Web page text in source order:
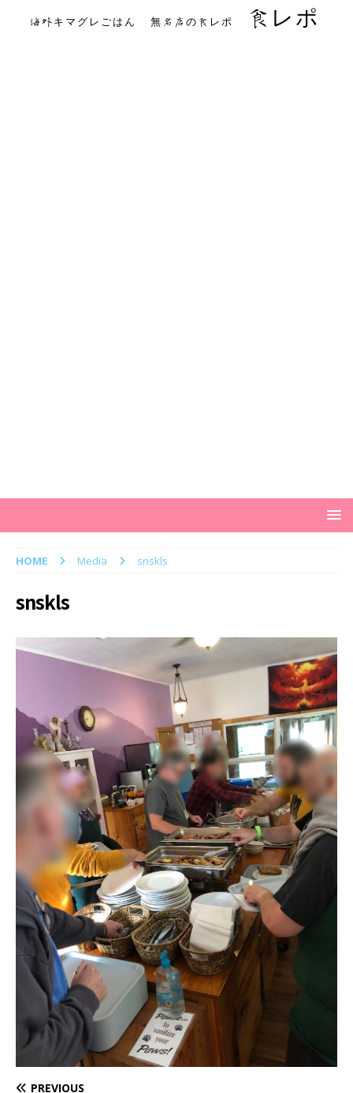
海外キマグレごはん 無名店の食レポ 食レポ
HOME Media snskls
snskls
PREVIOUS